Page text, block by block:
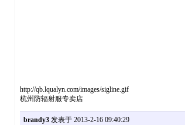
http://qb.lqualyn.com/images/sigline.gif
杭州防辐射服专卖店
brandy3发表于 2013-2-16 09:40:29